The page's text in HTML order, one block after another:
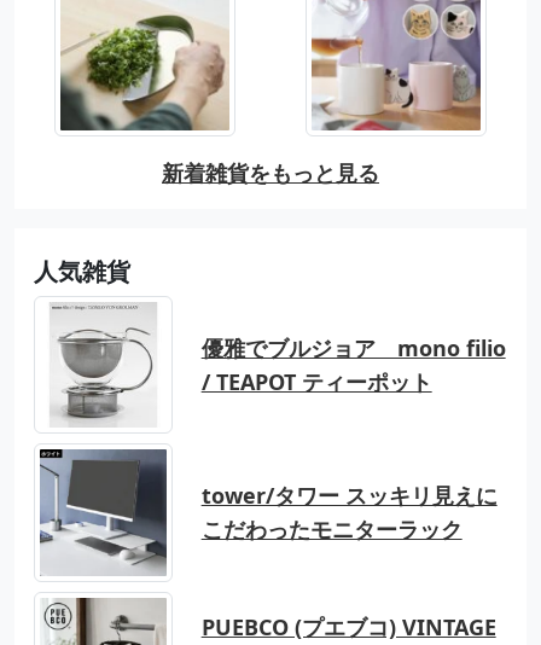
新着雑貨をもっと見る
人気雑貨
優雅でブルジョア mono filio
/ TEAPOT ティーポット
tower/タワー スッキリ見えに
こだわったモニターラック
PUEBCO (プエブコ) VINTAGE